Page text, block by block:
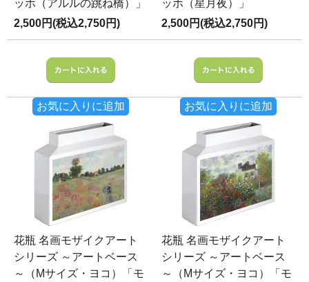
ッホ（アルルの跳ね橋）」
2,500円(税込2,750円)
お気に入りに追加
ッホ（星月夜）」
2,500円(税込2,750円)
お気に入りに追加
花瓶 名画モザイクアート
シリーズ ～アートベース
～（Mサイズ・ヨコ）「モ
花瓶 名画モザイクアート
シリーズ ～アートベース
～（Mサイズ・ヨコ）「モ